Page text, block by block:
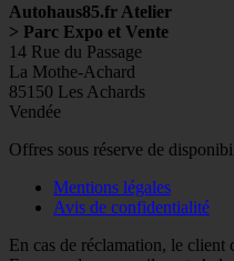
Autohaus85.fr Atelier
> Parc Expo et Vente
14 Rue du Passage
La Mothe-Achard
85150 Les Achards
Vendée
Facebook
Googleplus
E-
Instagram
Tél
Offres sous réserve de
Mentions légales
Avis de confidentialité
En cas de réclamation, le client